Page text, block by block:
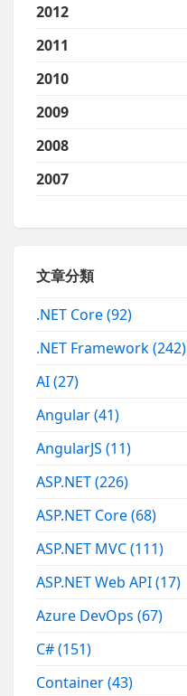
2012
2011
2010
2009
2008
2007
文章分類
.NET Core(92)
.NET Framework(242)
AI(27)
Angular(41)
AngularJS(11)
ASP.NET(226)
ASP.NET Core(68)
ASP.NET MVC(111)
ASP.NET Web API(17)
Azure DevOps(67)
C#(151)
Container(43)